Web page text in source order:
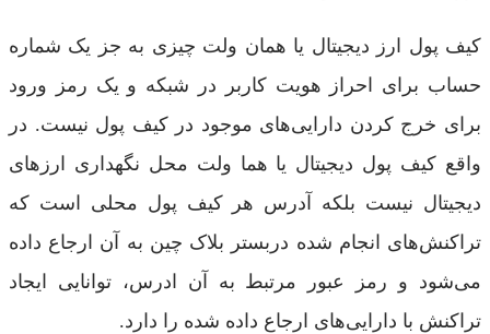
کیف پول ارز دیجیتال یا همان ولت چیزی به جز یک شماره
حساب برای احراز هویت کاربر در شبکه و یک رمز ورود
برای خرج کردن دارایی‌های موجود در کیف پول نیست. در
واقع کیف پول دیجیتال یا هما ولت محل نگهداری ارزهای
دیجیتال نیست بلکه آدرس هر کیف پول محلی است که
تراکنش‌های انجام شده دربستر بلاک چین به آن ارجاع داده
می‌شود و رمز عبور مرتبط به آن ادرس، توانایی ایجاد
تراکنش با دارایی‌های ارجاع داده شده را دارد.